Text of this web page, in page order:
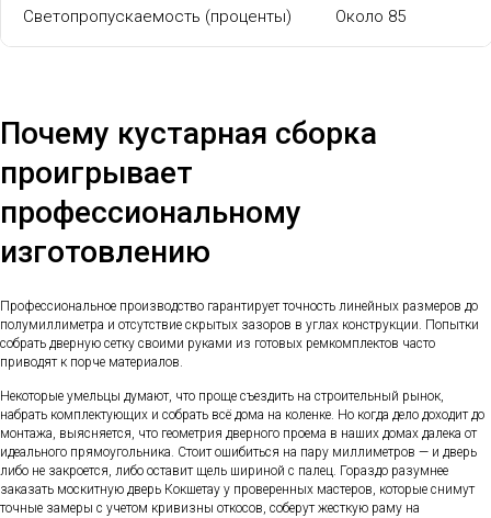
Светопропускаемость (проценты) Около 85
Почему кустарная сборка
проигрывает
профессиональному
изготовлению
Профессиональное производство гарантирует точность линейных размеров до
полумиллиметра и отсутствие скрытых зазоров в углах конструкции. Попытки
собрать дверную сетку своими руками из готовых ремкомплектов часто
приводят к порче материалов.
Некоторые умельцы думают, что проще съездить на строительный рынок,
набрать комплектующих и собрать всё дома на коленке. Но когда дело доходит до
монтажа, выясняется, что геометрия дверного проема в наших домах далека от
идеального прямоугольника. Стоит ошибиться на пару миллиметров — и дверь
либо не закроется, либо оставит щель шириной с палец. Гораздо разумнее
заказать москитную дверь Кокшетау у проверенных мастеров, которые снимут
точные замеры с учетом кривизны откосов, соберут жесткую раму на